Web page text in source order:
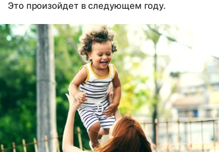
Это произойдет в следующем году.